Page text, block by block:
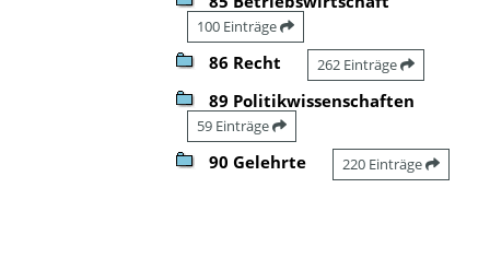
100 Einträge
86 Recht 262 Einträge
89 Politikwissenschaften
59 Einträge
90 Gelehrte 220 Einträge